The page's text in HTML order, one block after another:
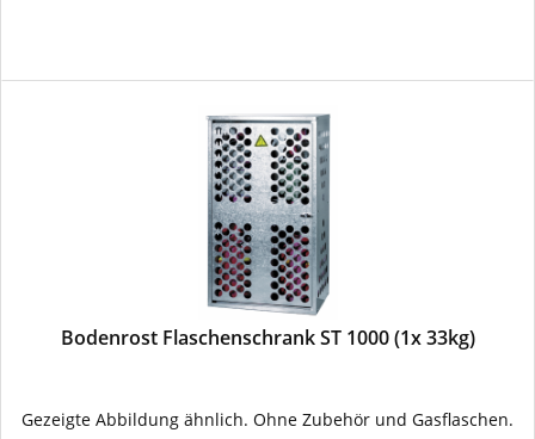
Bodenrost Flaschenschrank ST 1000 (1x 33kg)
Gezeigte Abbildung ähnlich. Ohne Zubehör und Gasflaschen.